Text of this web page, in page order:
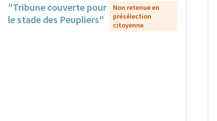
"Tribune couverte pour
le stade des Peupliers"
Non retenue en
présélection
citoyenne